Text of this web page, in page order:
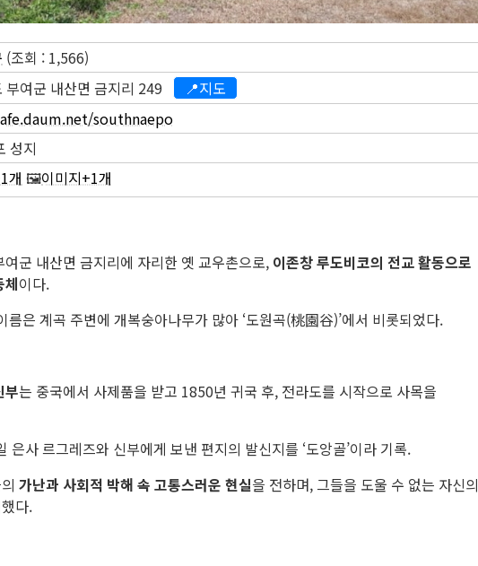
(조회 : 1,566)
부여군 내산면 금지리 249
📍지도
southnaepo
성지
개 🖼️이미지+1개
여군 내산면 금지리에 자리한 옛 교우촌으로, 이존창 루도비코의 전교 활동으로
체이다.
름은 계곡 주변에 개복숭아나무가 많아 ‘도원곡(桃園谷)’에서 비롯되었다.
부는 중국에서 사제품을 받고 1850년 귀국 후, 전라도를 시작으로 사목을
은사 르그레즈와 신부에게 보낸 편지의 발신지를 ‘도앙골’이라 기록.
가난과 사회적 박해 속 고통스러운 현실을 전하며, 그들을 도울 수 없는 자신의
다.